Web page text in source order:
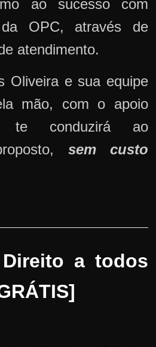
ao sucesso com
OPC, através de
atendimento.
Oliveira e sua equipe
mão, com o apoio
te conduzirá ao
sem custo
a todos